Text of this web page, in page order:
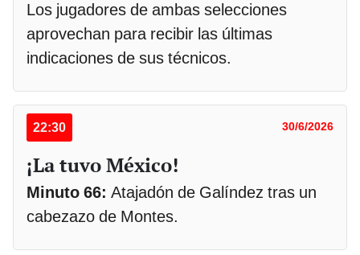
Los jugadores de ambas selecciones
aprovechan para recibir las últimas
indicaciones de sus técnicos.
22:30 30/6/2026
¡La tuvo México!
Minuto 66: Atajadón de Galíndez tras un
cabezazo de Montes.